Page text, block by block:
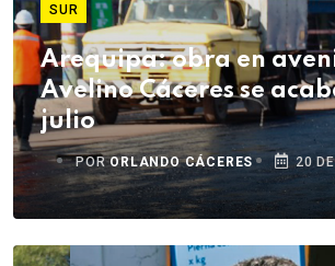
SUR
Arequipa: obra en
Avelino Cáceres se
julio
PORORLANDO CÁCERES 20